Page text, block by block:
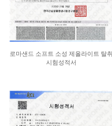
로마샌드 소프트 소성 제올라이트 탈취
시험성적서